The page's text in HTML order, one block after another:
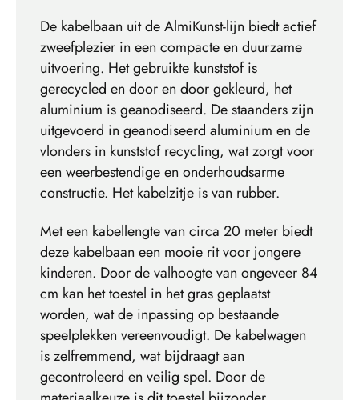
De kabelbaan uit de AlmiKunst-lijn biedt actief
zweefplezier in een compacte en duurzame
uitvoering. Het gebruikte kunststof is
gerecycled en door en door gekleurd, het
aluminium is geanodiseerd. De staanders zijn
uitgevoerd in geanodiseerd aluminium en de
vlonders in kunststof recycling, wat zorgt voor
een weerbestendige en onderhoudsarme
constructie. Het kabelzitje is van rubber.
Met een kabellengte van circa 20 meter biedt
deze kabelbaan een mooie rit voor jongere
kinderen. Door de valhoogte van ongeveer 84
cm kan het toestel in het gras geplaatst
worden, wat de inpassing op bestaande
speelplekken vereenvoudigt. De kabelwagen
is zelfremmend, wat bijdraagt aan
gecontroleerd en veilig spel. Door de